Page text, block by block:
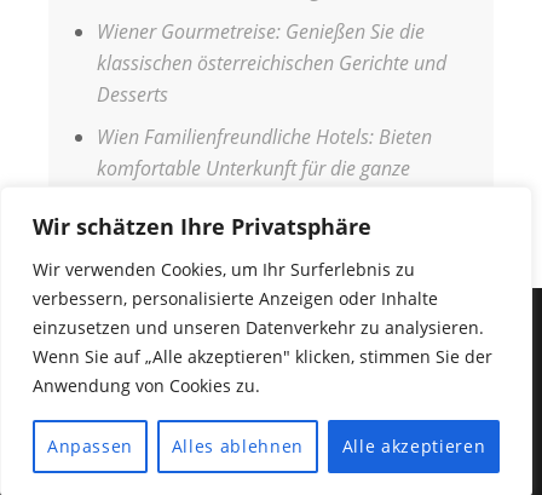
Wir schätzen Ihre Privatsphäre
Wir verwenden Cookies, um Ihr Surferlebnis zu
verbessern, personalisierte Anzeigen oder Inhalte
einzusetzen und unseren Datenverkehr zu analysieren.
Wenn Sie auf „Alle akzeptieren" klicken, stimmen Sie der
Anwendung von Cookies zu.
Anpassen Alles ablehnen Alle akzeptieren
Wiener Gourmetreise: Genießen Sie die
klassischen österreichischen Gerichte und
Desserts
Wien Familienfreundliche Hotels: Bieten
komfortable Unterkunft für die ganze
IMPRESSUM
DATENSCHUTZERKLÄRUNG
COPYRIGHT © 2026URLAUB WELT • Fabulous
Fluid vonCatch Themes